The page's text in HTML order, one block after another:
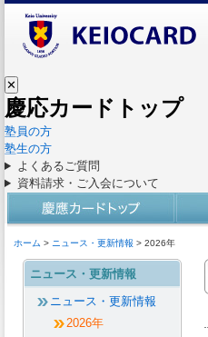
✕
慶応カードトップ
塾員の方
塾生の方
よくあるご質問
資料請求・ご入会について
ホーム > ニュース・更新情報 > 2026年
ニュース・更新情報
ニュース・更新情報
2026年